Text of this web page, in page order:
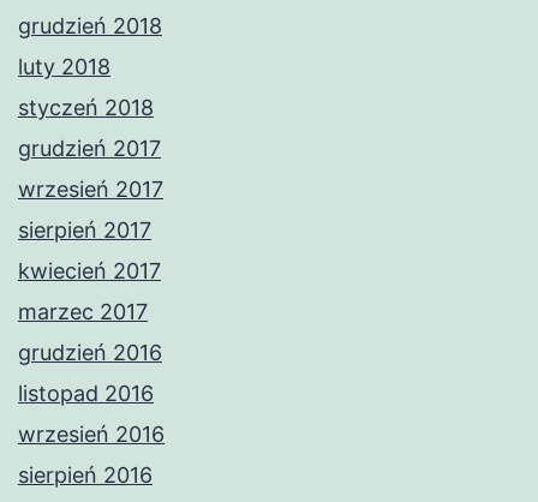
grudzień 2018
luty 2018
styczeń 2018
grudzień 2017
wrzesień 2017
sierpień 2017
kwiecień 2017
marzec 2017
grudzień 2016
listopad 2016
wrzesień 2016
sierpień 2016